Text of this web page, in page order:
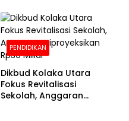
PENDIDIKAN
Dikbud Kolaka Utara
Fokus Revitalisasi
Sekolah, Anggaran